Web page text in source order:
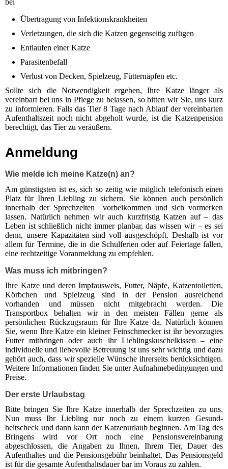
bei
Übertragung von Infektionskrankheiten
Verletzungen, die sich die Katzen gegenseitig zufügen
Entlaufen einer Katze
Parasitenbefall
Verlust von Decken, Spielzeug, Fütternäpfen etc.
Sollte sich die Notwendigkeit ergeben, Ihre Katze länger als
vereinbart bei uns in Pflege zu belassen, so bitten wir Sie, uns kurz
zu informieren. Falls das Tier 8 Tage nach Ablauf der vereinbarten
Aufenthaltszeit noch nicht abgeholt wurde, ist die Katzenpension
berechtigt, das Tier zu veräußern.
Anmeldung
Wie melde ich meine Katze(n) an?
Am günstigsten ist es, sich so zeitig wie möglich telefonisch einen
Platz für Ihren Liebling zu sichern. Sie können auch persönlich
innerhalb der Sprechzeiten vorbeikommen und sich vormerken
lassen. Natürlich nehmen wir auch kurz­fristig Katzen auf – das
Leben ist schließlich nicht immer planbar, das wissen wir – es sei
denn, unsere Kapazitäten sind voll ausgeschöpft. Deshalb ist vor
allem für Termine, die in die Schulferien oder auf Feiertage fallen,
eine rechtzeitige Voranmeldung zu empfehlen.
Was muss ich mitbringen?
Ihre Katze und deren Impfausweis, Futter, Näpfe, Katzentoiletten,
Körbchen und Spielzeug sind in der Pension aus­rei­chend
vorhanden und müssen nicht mitgebracht werden. Die
Transportbox behalten wir in den meisten Fällen gerne als
persönlichen Rückzugsraum für Ihre Katze da. Natürlich können
Sie, wenn Ihre Katze ein kleiner Fein­schmecker ist ihr bevorzugtes
Futter mitbringen oder auch ihr Lieblingskuschelkissen – eine
individuelle und liebevolle Betreuung ist uns sehr wichtig und dazu
gehört auch, dass wir spezielle Wünsche ihrerseits berück­sichtigen.
Weitere Informationen finden Sie unter Aufnahmebedingungen und
Preise.
Der erste Urlaubstag
Bitte bringen Sie Ihre Katze innerhalb der Sprechzeiten zu uns.
Nun muss Ihr Liebling nur noch zu einem kurzen Gesund­
heitscheck und dann kann der Katzenurlaub beginnen. Am Tag des
Bringens wird vor Ort noch eine Pensions­vereinbarung
abgeschlossen, die Angaben zu Ihnen, Ihrem Tier, Dauer des
Aufenthaltes und die Pensionsgebühr beinhaltet. Das Pensionsgeld
ist für die gesamte Aufenthaltsdauer bar im Voraus zu zahlen.